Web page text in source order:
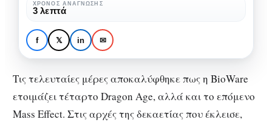
GAMING
BioWare: Νέα Dragon Age
και Mass Effect έρχονται,
δύο δημιουργοί φεύγουν.
Mass
Effect
έρχονται,
δημιουργοί
φεύγουν.
ΧΡΌΝΟΣ ΑΝΆΓΝΩΣΗΣ
3 λεπτά
f 𝕏 in ✉
Τις τελευταίες μέρες αποκαλύφθηκε πως η BioWare
ετοιμάζει τέταρτο Dragon Age, αλλά και το επόμενο
Mass Effect. Στις αρχές της δεκαετίας που έκλεισε,